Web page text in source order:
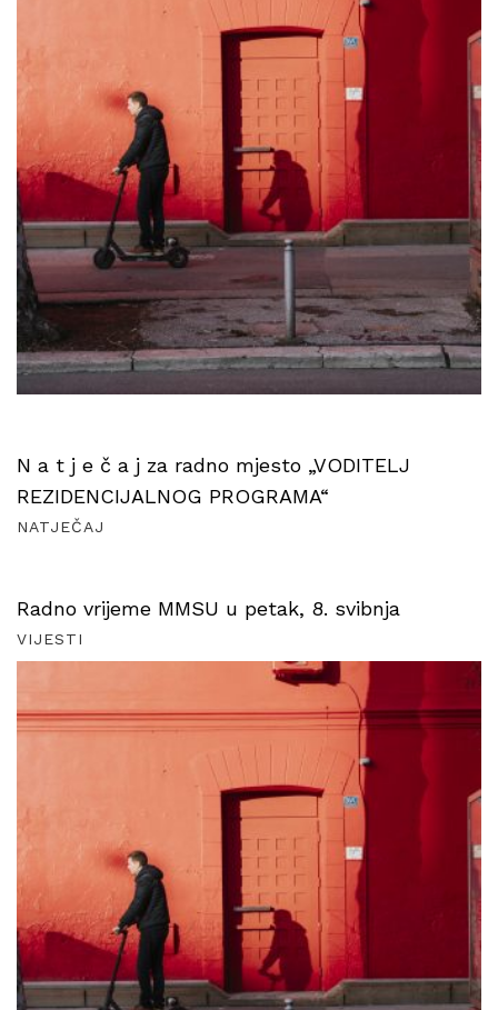
N a t j e č a j za radno mjesto „VODITELJ
REZIDENCIJALNOG PROGRAMA“
NATJEČAJ
Radno vrijeme MMSU u petak, 8. svibnja
VIJESTI